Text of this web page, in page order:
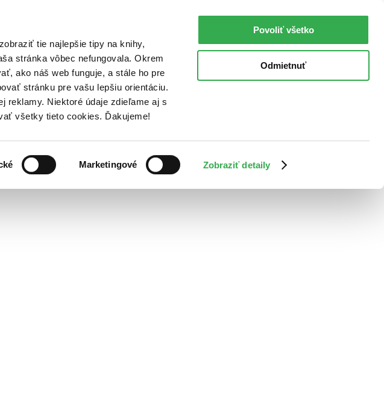
tie najlepšie tipy na knihy,
stránka vôbec nefungovala. Okrem
ako náš web funguje, a stále ho pre
stránku pre vašu lepšiu orientáciu.
reklamy. Niektoré údaje zdieľame aj s
všetky tieto cookies. Ďakujeme!
Marketingové Zobraziť detaily
Povoliť všetko
Odmietnuť